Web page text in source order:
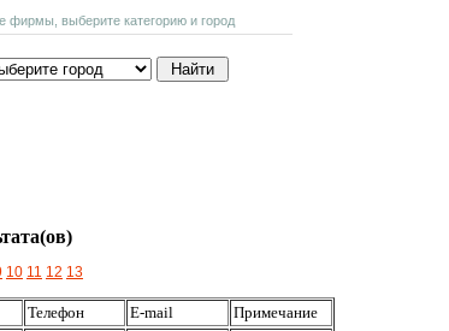
фирмы, выберите категорию и город
10 11 12 13
Телефон E-mail Примечание